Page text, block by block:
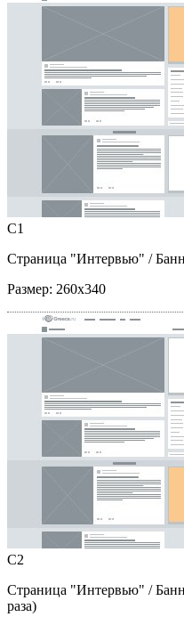
C1
Страница "Интервью" /
Размер: 260x340
C2
Страница "Интервью" /
раза)